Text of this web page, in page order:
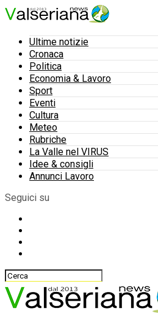
Ultime notizie
Cronaca
Politica
Economia & Lavoro
Sport
Eventi
Cultura
Meteo
Rubriche
La Valle nel VIRUS
Idee & consigli
Annunci Lavoro
Seguici su